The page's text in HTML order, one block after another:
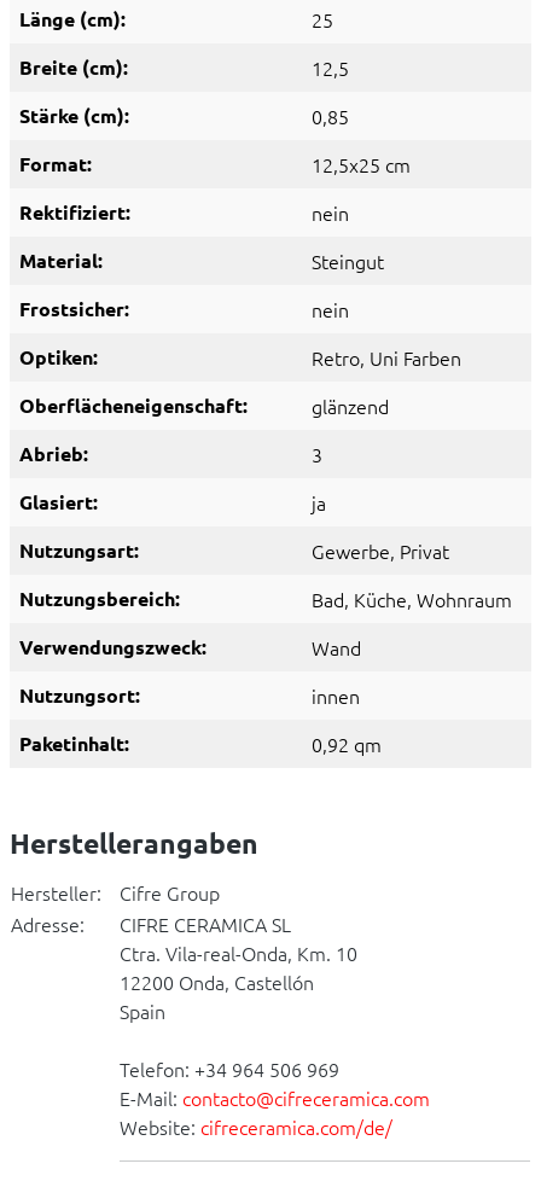
Länge (cm): 25
Breite (cm): 12,5
Stärke (cm): 0,85
Format: 12,5x25 cm
Rektifiziert: nein
Material: Steingut
Frostsicher: nein
Optiken: Retro, Uni Farben
Oberflächeneigenschaft: glänzend
Abrieb: 3
Glasiert: ja
Nutzungsart: Gewerbe, Privat
Nutzungsbereich: Bad, Küche, Wohnraum
Verwendungszweck: Wand
Nutzungsort: innen
Paketinhalt: 0,92 qm
Herstellerangaben
Hersteller:
Cifre Group
Adresse:
CIFRE CERAMICA SL
Ctra. Vila-real-Onda, Km. 10
12200 Onda, Castellón
Spain
Telefon: +34 964 506 969
E-Mail: contacto@cifreceramica.com
Website: cifreceramica.com/de/